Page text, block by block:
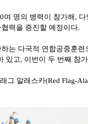
여 명의 병력이 참가해 , 다
력을 증진할 예정이다.
는 다국적 연합공중훈련
있고, 이번이 두 번째 참
그 알래스카(Red Flag-